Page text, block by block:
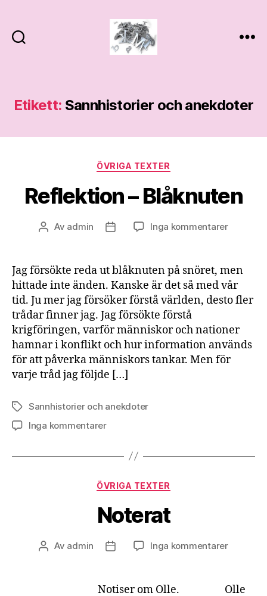
Etikett: Sannhistorier och anekdoter
Kategorier
ÖVRIGA TEXTER
Reflektion – Blåknuten
Inläggsförfattare
Av admin InläggsdatumInga kommentarertill
Jag försökte reda ut blåknuten på snöret, men
hittade inte änden. Kanske är det så med vår
tid. Ju mer jag försöker förstå världen, desto fler
trådar finner jag. Jag försökte förstå
krigföringen, varför människor och nationer
hamnar i konflikt och hur information används
för att påverka människors tankar. Men för
varje tråd jag följde […]
EtiketterSannhistorier och anekdoter
Inga kommentarertill
Blåknuten
Kategorier
ÖVRIGA TEXTER
Noterat
Inläggsförfattare
Av admin InläggsdatumInga kommentarertill
Notiser om Olle. Olle